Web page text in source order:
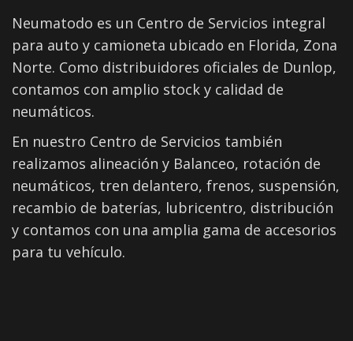
Neumatodo es un Centro de Servicios integral
para auto y camioneta ubicado en Florida, Zona
Norte. Como distribuidores oficiales de Dunlop,
contamos con amplio stock y calidad de
neumáticos.
En nuestro Centro de Servicios también
realizamos alineación y Balanceo, rotación de
neumáticos, tren delantero, frenos, suspensión,
recambio de baterías, lubricentro, distribución
y contamos con una amplia gama de accesorios
para tu vehículo.